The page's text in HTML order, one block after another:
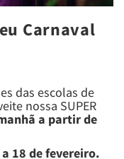
Carnaval
das escolas de
nossa SUPER
a partir de
18 de fevereiro.